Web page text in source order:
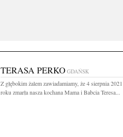
TERASA PERKO GDAŃSK
Z głębokim żalem zawiadamiamy, że 4 sierpnia 2021
roku zmarła nasza kochana Mama i Babcia Teresa...